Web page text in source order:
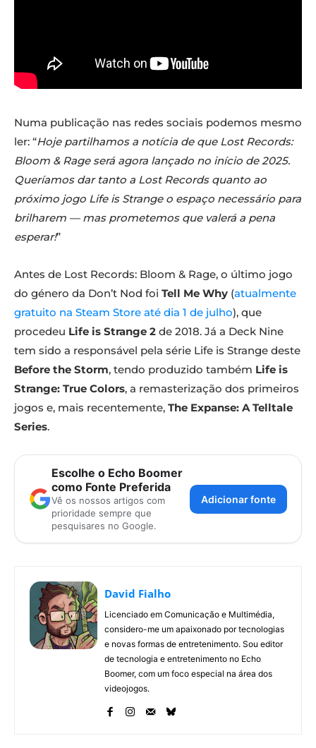
Numa publicação nas redes sociais podemos mesmo
ler: “Hoje partilhamos a notícia de que Lost Records:
Bloom & Rage será agora lançado no início de 2025.
Queríamos dar tanto a Lost Records quanto ao
próximo jogo Life is Strange o espaço necessário para
brilharem — mas prometemos que valerá a pena
esperar!”
Antes de Lost Records: Bloom & Rage, o último jogo
do género da Don’t Nod foi Tell Me Why (atualmente
gratuito na Steam Store até dia 1 de julho), que
procedeu Life is Strange 2 de 2018. Já a Deck Nine
tem sido a responsável pela série Life is Strange deste
Before the Storm, tendo produzido também Life is
Strange: True Colors, a remasterização dos primeiros
jogos e, mais recentemente, The Expanse: A Telltale
Series.
Escolhe o Echo Boomer
como Fonte Preferida
Vê os nossos artigos com
prioridade sempre que
pesquisares no Google.
Adicionar fonte
David Fialho
Licenciado em Comunicação e Multimédia,
considero-me um apaixonado por tecnologias
e novas formas de entretenimento. Sou editor
de tecnologia e entretenimento no Echo
Boomer, com um foco especial na área dos
videojogos.